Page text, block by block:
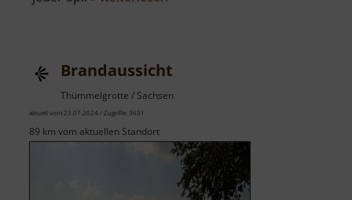
Brandaussicht
Thümmelgrotte / Sachsen
aktuell vom 23.07.2024 / Zugriffe: 3631
89 km vom aktuellen Standort